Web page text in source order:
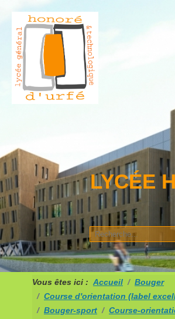
LYCÉE
Vous êtes ici : Accueil
Bouger
Course d'orientation (label
Bouger-sport
Course-